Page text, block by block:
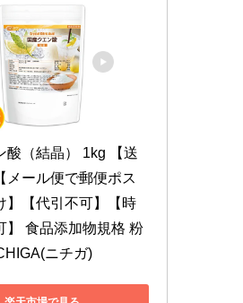
酸（結晶） 1kg 【送
メール便で郵便ポス
】【代引不可】【時
】 食品添加物規格 粉
ニチガ)